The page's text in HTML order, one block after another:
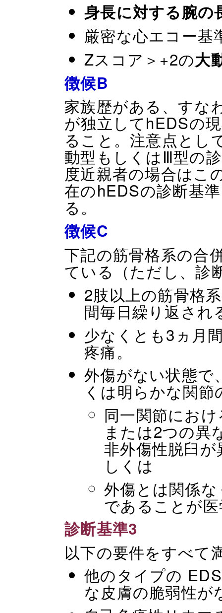
身長に対する腕の
厳密な心エコー基
Zスコア＞+2の大
徴候B
家族歴がある、すな
が独立してhEDSの
ること。注意点とし
動型もしくはⅢ型の
度近親者の場合はこ
在のhEDSの診断基
る。
徴候C
下記の筋骨格系の合
ている（ただし、診
2肢以上の筋骨格
間毎日繰り返され
少なくとも3ヵ月
疼痛。
外傷がない状態で
くは明らかな関節
同一関節にお
または2つの異
非外傷性脱臼
しくは
外傷とは関係
であることが
診断基準3
以下の要件をすべて
他のタイプの
な皮膚の脆弱性が